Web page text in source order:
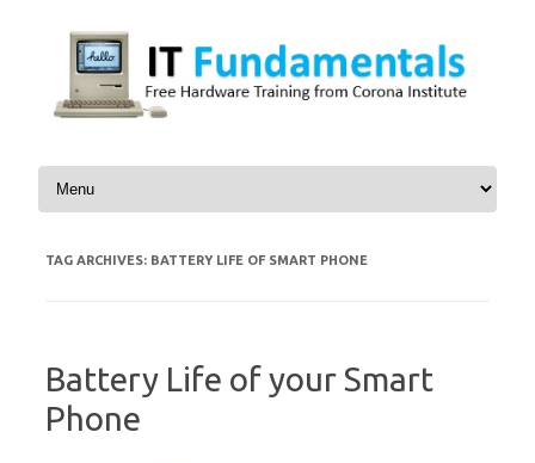
Skip to content
TAG ARCHIVES: BATTERY LIFE OF SMART PHONE
Battery Life of your Smart
Phone